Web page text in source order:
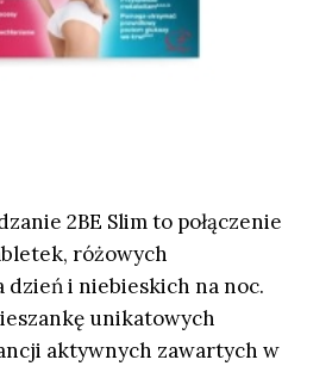
2BE Slim to połączenie
różowych
dzień i niebieskich na noc.
unikatowych
aktywnych zawartych w